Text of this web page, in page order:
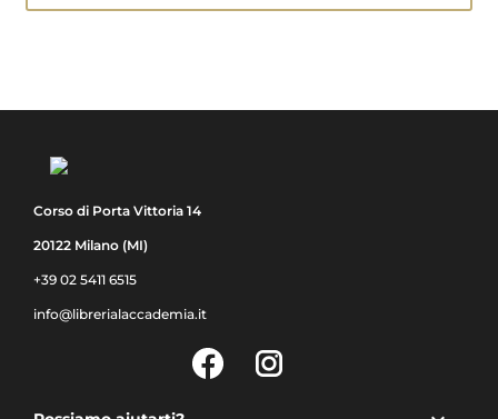
Corso di Porta Vittoria 14
20122 Milano (MI)
+39 02 5411 6515
info@librerialaccademia.it
Facebook